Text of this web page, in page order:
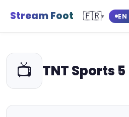
Stream Foot 🇫🇷▾ EN
📺 TNT Sports